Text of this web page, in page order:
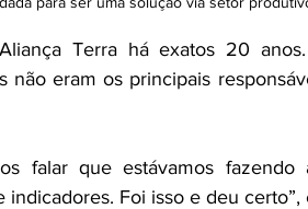
Terra há exatos 20
eram os principais
falar que estávamos fazendo
Foi isso e deu certo”,